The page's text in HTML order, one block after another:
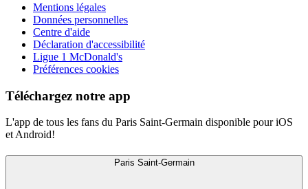
Mentions légales
Données personnelles
Centre d'aide
Déclaration d'accessibilité
Ligue 1 McDonald's
Préférences cookies
Téléchargez notre app
L'app de tous les fans du Paris Saint-Germain disponible pour iOS
et Android!
Paris Saint-Germain